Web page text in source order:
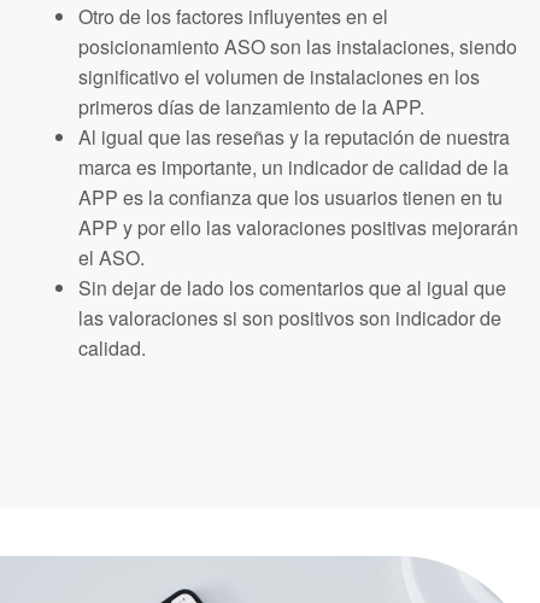
Otro de los factores influyentes en el
posicionamiento ASO son las instalaciones, siendo
significativo el volumen de instalaciones en los
primeros días de lanzamiento de la APP.
Al igual que las reseñas y la reputación de nuestra
marca es importante, un indicador de calidad de la
APP es la confianza que los usuarios tienen en tu
APP y por ello las valoraciones positivas mejorarán
el ASO.
Sin dejar de lado los comentarios que al igual que
las valoraciones si son positivos son indicador de
calidad.